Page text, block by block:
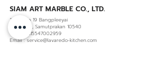
SIAM ART MARBLE CO., LTD.
13/6 Moo 19 Bangpleeyai
Bangplee, Samutprakan 10540
TaxID. 0115547002959
Email : service@lavaredo-kitchen.com